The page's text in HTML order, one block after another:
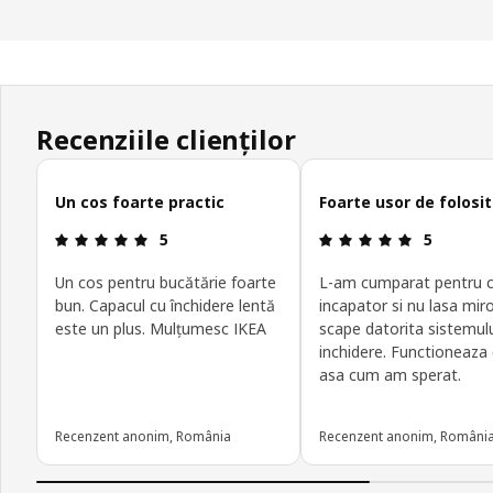
Recenziile clienților
Omite recenziile clienților
Un cos foarte practic
Prezentare generală: 5 din 5 stele
5
Un cos pentru bucătărie foarte
bun. Capacul cu închidere lentă
este un plus. Mulțumesc IKEA
Recenzent anonim, România
Foarte usor de folosit
5
L-am cumparat pentru
incapator si nu lasa
scape datorita
inchidere.
asa cum am sperat.
Recenzent anonim, România